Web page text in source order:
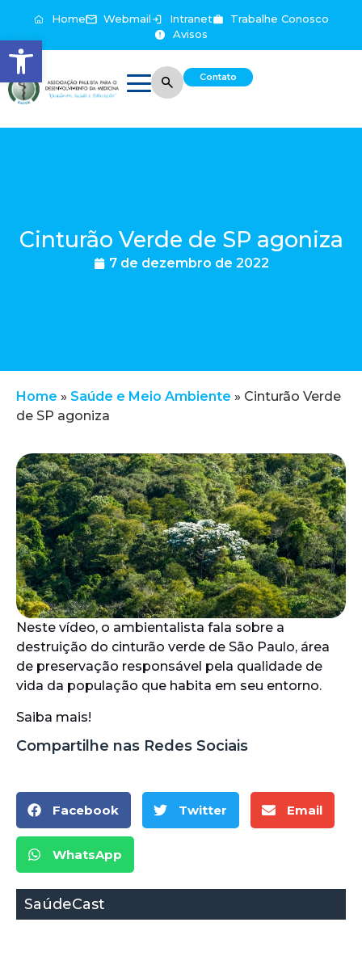
Abrir a barra de ferramentas
Home Webmail Intranet
Trabalhe Conosco
Avisos
Contato
Cinturão Verde de SP agoniza
7 de dezembro de 2022
Home » Saúde e Meio Ambiente » Cinturão Verde
de SP agoniza
Neste vídeo, o ambientalista fala sobre a
destruição do cinturão verde de São Paulo, área
de preservação responsável pela qualidade de
vida da população que habita em seu entorno.
Saiba mais!
Compartilhe nas Redes Sociais
Facebook Twitter Email
WhatsApp
SaúdeCast